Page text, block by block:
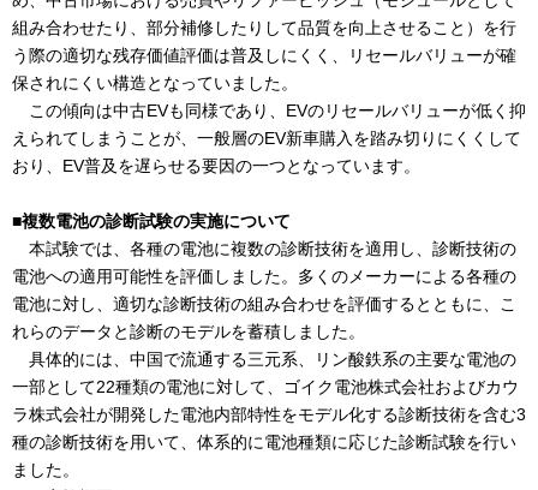
組み合わせたり、部分補修したりして品質を向上させること）を行
う際の適切な残存価値評価は普及しにくく、リセールバリューが確
保されにくい構造となっていました。
この傾向は中古EVも同様であり、EVのリセールバリューが低く抑
えられてしまうことが、一般層のEV新車購入を踏み切りにくくして
おり、EV普及を遅らせる要因の一つとなっています。
■複数電池の診断試験の実施について
本試験では、各種の電池に複数の診断技術を適用し、診断技術の
電池への適用可能性を評価しました。多くのメーカーによる各種の
電池に対し、適切な診断技術の組み合わせを評価するとともに、こ
れらのデータと診断のモデルを蓄積しました。
具体的には、中国で流通する三元系、リン酸鉄系の主要な電池の
一部として22種類の電池に対して、ゴイク電池株式会社およびカウ
ラ株式会社が開発した電池内部特性をモデル化する診断技術を含む3
種の診断技術を用いて、体系的に電池種類に応じた診断試験を行い
ました。